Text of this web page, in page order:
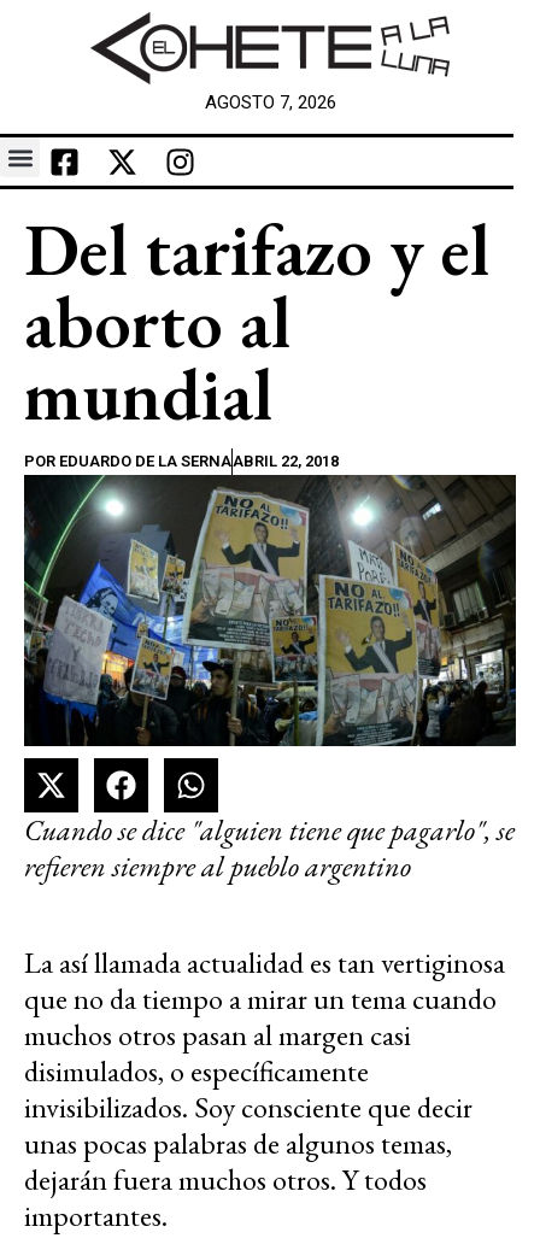
AGOSTO 7, 2026
Del tarifazo y el
aborto al
mundial
POR EDUARDO DE LA SERNAABRIL 22, 2018
Cuando se dice "alguien tiene que pagarlo", se
refieren siempre al pueblo argentino
La así llamada actualidad es tan vertiginosa
que no da tiempo a mirar un tema cuando
muchos otros pasan al margen casi
disimulados, o específicamente
invisibilizados. Soy consciente que decir
unas pocas palabras de algunos temas,
dejarán fuera muchos otros. Y todos
importantes.